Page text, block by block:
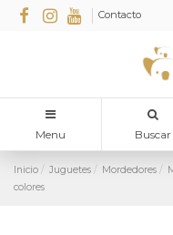
Contacto
Menu Buscar
Inicio Juguetes Mordedores
colores